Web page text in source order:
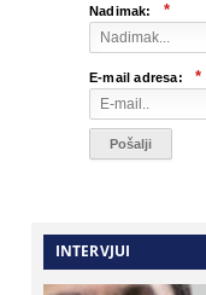
Nadimak: *
E-mail adresa: *
INTERVJUI